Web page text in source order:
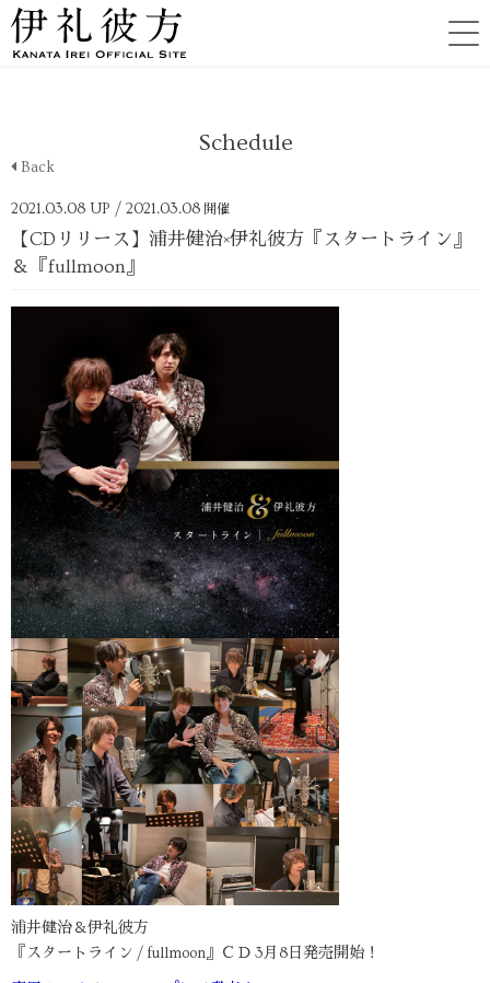
Schedule
Back
2021.03.08 UP / 2021.03.08 開催
【CDリリース】浦井健治×伊礼彼方『スタートライン』
＆『fullmoon』
浦井健治＆伊礼彼方
『スタートライン / fullmoon』ＣＤ 3月8日発売開始！